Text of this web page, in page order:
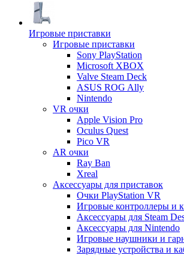
Игровые приставки
Игровые приставки
Sony PlayStation
Microsoft XBOX
Valve Steam Deck
ASUS ROG Ally
Nintendo
VR очки
Apple Vision Pro
Oculus Quest
Pico VR
AR очки
Ray Ban
Xreal
Аксессуары для приставок
Очки PlayStation VR
Игровые контроллеры и
Аксессуары для Steam
Аксессуары для Nintendo
Игровые наушники и
Зарядные устройства и